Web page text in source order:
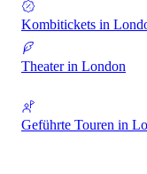
Kombitickets in
Theater in London
Geführte Touren in